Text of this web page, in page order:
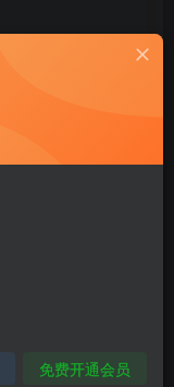
免费开通会员